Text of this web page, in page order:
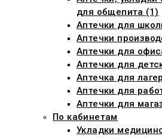
для общепита (1)
Аптечки для
Аптечки
Аптечки для
Аптечки для
Аптечка для
Аптечки для
Аптечки для
По кабинетам
Укладки